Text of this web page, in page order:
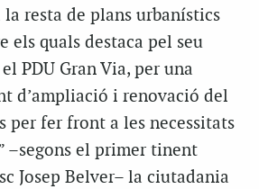
resta de plans urbanístics
els quals destaca pel seu
PDU Gran Via, per una
d’ampliació i renovació del
per fer front a les necessitats
–segons el primer tinent
Josep Belver– la ciutadania